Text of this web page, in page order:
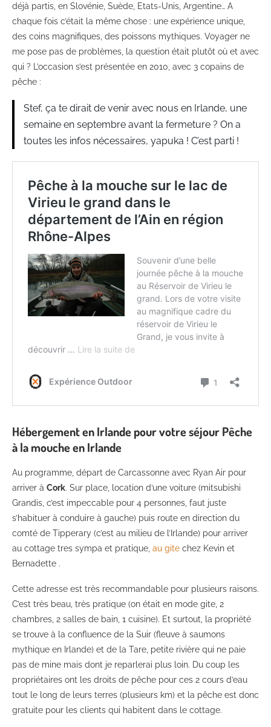
déjà partis, en Slovénie, Suède, Etats-Unis, Argentine… A
chaque fois c’était la même chose : une expérience unique,
des coins magnifiques, des poissons mythiques. Voyager ne
me pose pas de problèmes, la question était plutôt où et avec
qui ? L’occasion s’est présentée en 2010, avec 3 copains de
pêche :
Stef, ça te dirait de venir avec nous en Irlande, une
semaine en septembre avant la fermeture ? On a
toutes les infos nécessaires, yapuka ! C’est parti !
Hébergement en Irlande pour votre séjour Pêche
à la mouche en Irlande
Au programme, départ de Carcassonne avec Ryan Air pour
arriver à Cork. Sur place, location d’une voiture (mitsubishi
Grandis, c’est impeccable pour 4 personnes, faut juste
s’habituer à conduire à gauche) puis route en direction du
comté de Tipperary (c’est au milieu de l’Irlande) pour arriver
au cottage tres sympa et pratique, au gite chez Kevin et
Bernadette .
Cette adresse est très recommandable pour plusieurs raisons.
C’est très beau, très pratique (on était en mode gite, 2
chambres, 2 salles de bain, 1 cuisine). Et surtout, la propriété
se trouve à la confluence de la Suir (fleuve à saumons
mythique en Irlande) et de la Tare, petite rivière qui ne paie
pas de mine mais dont je reparlerai plus loin. Du coup les
propriétaires ont les droits de pêche pour ces 2 cours d’eau
tout le long de leurs terres (plusieurs km) et la pêche est donc
gratuite pour les clients qui habitent dans le cottage.